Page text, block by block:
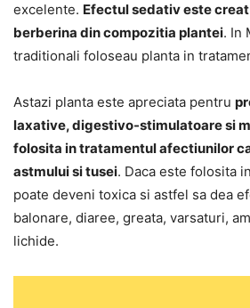
excelente. Efectul sedativ este
berberina din compozitia plantei. In
traditionali foloseau planta in
Astazi planta este apreciata pentru
laxative, digestivo-stimulatoare si
folosita in tratamentul afectiunilor
astmului si tusei. Daca este folosita
poate deveni toxica si astfel sa dea
balonare, diaree, greata, varsaturi,
lichide.